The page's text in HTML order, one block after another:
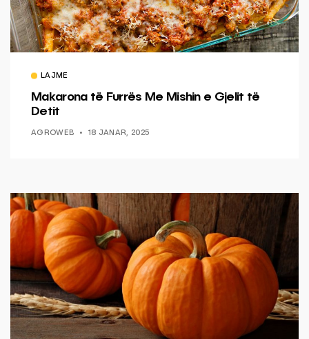
LAJME
Makarona të Furrës Me Mishin e Gjelit të
Detit
AGROWEB 18 JANAR, 2025